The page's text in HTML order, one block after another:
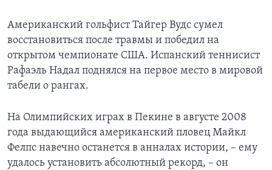
Языки
Американский гольфист Тайгер Вудс сумел
восстановиться после травмы и победил на
открытом чемпионате США. Испанский теннисист
Рафаэль Надал поднялся на первое место в мировой
табели о рангах.
На Олимпийских играх в Пекине в августе 2008
года выдающийся американский пловец Майкл
Фелпс навечно останется в анналах истории, – ему
удалось установить абсолютный рекорд, – он